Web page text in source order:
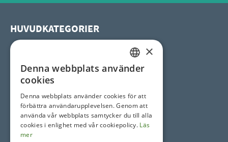
HUVUDKATEGORIER
Uterum
Spatak
Horeca tak
SOCIAL SITES
SWEDISH
×
Denna webbplats använder
cookies
Denna webbplats använder cookies för att
förbättra användarupplevelsen. Genom att
använda vår webbplats samtycker du till alla
cookies i enlighet med vår cookiepolicy. Läs
mer